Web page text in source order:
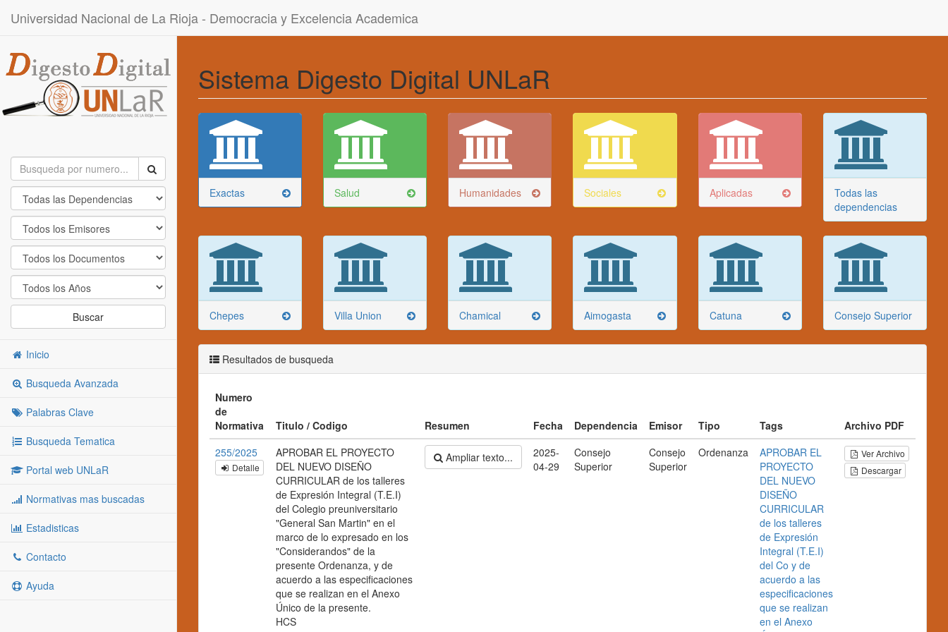
Universidad Nacional de La Rioja - Democracia y Excelencia Academica
Buscar
Inicio
Busqueda Avanzada
Palabras Clave
Busqueda Tematica
Portal web UNLaR
Normativas mas buscadas
Estadisticas
Contacto
Ayuda
Sistema Digesto Digital UNLaR
Exactas Salud Humanidades Sociales Aplicadas
Todas las
dependencias
Chepes Villa Union Chamical Aimogasta Catuna Consejo Superior
Resultados de busqueda
Numero
de
Normativa
Titulo / Codigo Resumen Fecha Dependencia Emisor Tipo Tags
Archivo PDF
255/2025
Detalle
APROBAR EL PROYECTO
DEL NUEVO DISEÑO
CURRICULAR de los talleres
de Expresión Integral (T.E.I)
del Colegio preuniversitario
"General San Martin" en el
marco de lo expresado en los
"Considerandos" de la
presente Ordenanza, y de
acuerdo a las especificaciones
que se realizan en el Anexo
Único de la presente.
HCS
Ampliar texto...
2025-
04-29
Consejo
Superior
Consejo
Superior
Ordenanza
APROBAR EL
PROYECTO
DEL NUEVO
DISEÑO
CURRICULAR
de los talleres
de Expresión
Integral (T.E.I)
del Co y de
acuerdo a las
especificaciones
que se realizan
en el Anexo
Ver Archivo
Descargar